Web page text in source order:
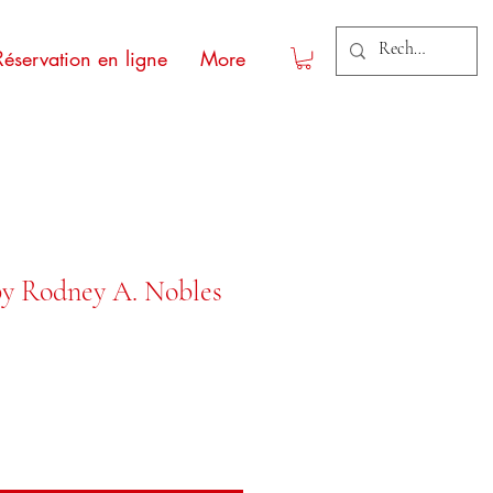
en ligne More
Rodney A. Nobles